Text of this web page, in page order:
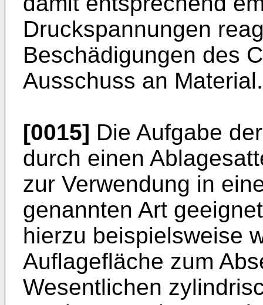
Druckspannungen
Beschädigungen des
Ausschuss an Material.
[0015] Die Aufgabe
durch einen
zur Verwendung in
genannten Art
hierzu beispielsweise
Auflagefläche zum
Wesentlichen